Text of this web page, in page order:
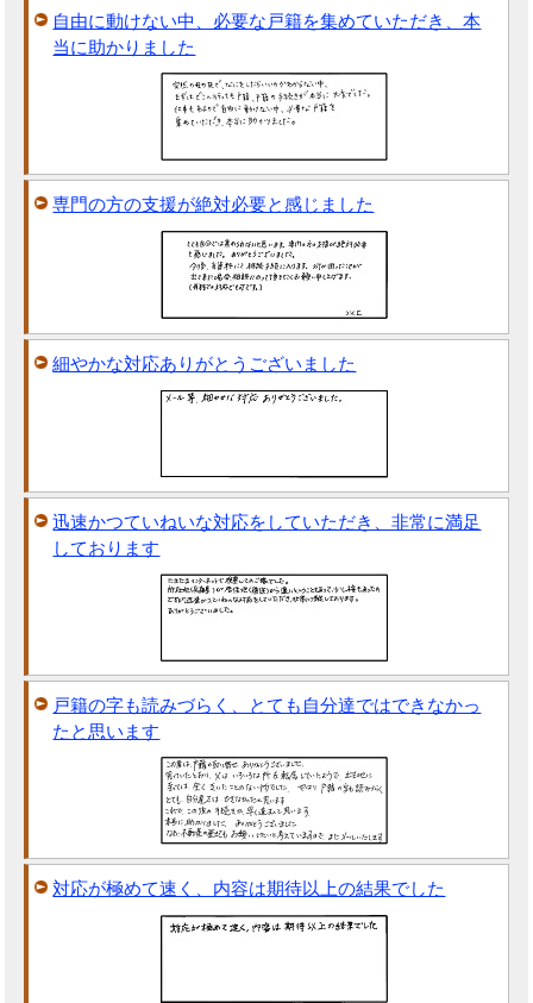
自由に動けない中、必要な戸籍を集めていただき、本
当に助かりました
専門の方の支援が絶対必要と感じました
細やかな対応ありがとうございました
迅速かつていねいな対応をしていただき、非常に満足
しております
戸籍の字も読みづらく、とても自分達ではできなかっ
たと思います
対応が極めて速く、内容は期待以上の結果でした